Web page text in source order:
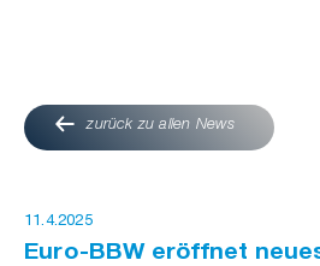
zurück zu allen News
11.4.2025
Euro-BBW eröffnet